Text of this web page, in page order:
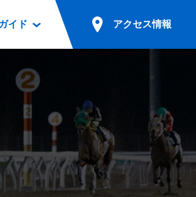
ト投票
ビス
イド アクセス情報
無料送迎バスでのご来場
公共の交通機関でのご来場